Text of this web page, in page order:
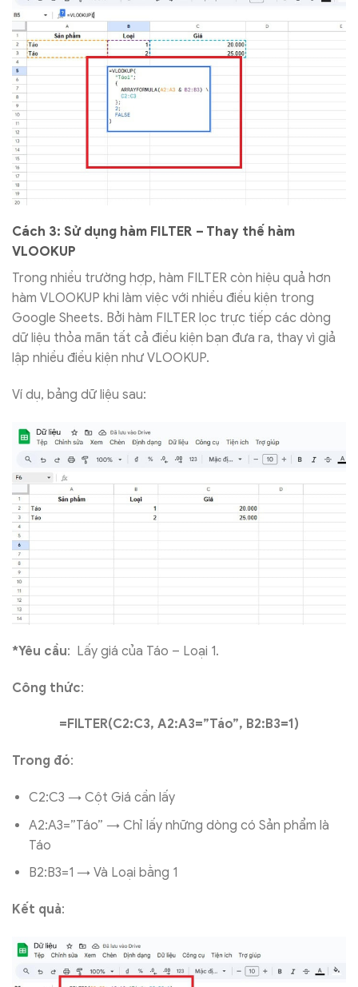
Cách 3: Sử dụng hàm FILTER – Thay thế hàm
VLOOKUP
Trong nhiều trường hợp, hàm FILTER còn hiệu quả hơn
hàm VLOOKUP khi làm việc với nhiều điều kiện trong
Google Sheets. Bởi hàm FILTER lọc trực tiếp các dòng
dữ liệu thỏa mãn tất cả điều kiện bạn đưa ra, thay vì giả
lập nhiều điều kiện như VLOOKUP.
Ví dụ, bảng dữ liệu sau:
*Yêu cầu: Lấy giá của Táo – Loại 1.
Công thức:
=FILTER(C2:C3, A2:A3=”Táo”, B2:B3=1)
Trong đó:
C2:C3 → Cột Giá cần lấy
A2:A3=”Táo” → Chỉ lấy những dòng có Sản phẩm là
Táo
B2:B3=1 → Và Loại bằng 1
Kết quả: